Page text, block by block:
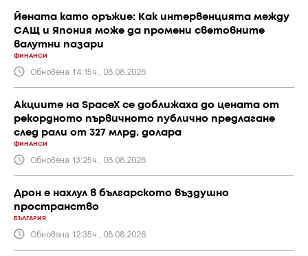
Йената като оръжие: Как интервенцията между
САЩ и Япония може да промени световните
валутни пазари
ФИНАНСИ
Обновена 14:15ч., 08.08.2026
Акциите на SpaceX се доближаха до цената от
рекордното първичното публично предлагане
след рали от 327 млрд. долара
ФИНАНСИ
Обновена 13:25ч., 08.08.2026
Дрон е нахлул в българското въздушно
пространство
БЪЛГАРИЯ
Обновена 12:35ч., 08.08.2026